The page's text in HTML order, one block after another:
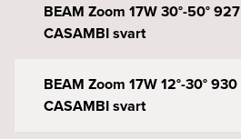
BEAM Zoom 17W 30°-50° 927
CASAMBI svart
BEAM Zoom 17W 12°-30° 930
CASAMBI svart